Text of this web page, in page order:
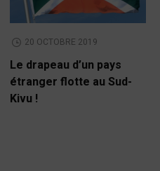
20 OCTOBRE 2019
Le drapeau d’un pays
étranger flotte au Sud-
Kivu !